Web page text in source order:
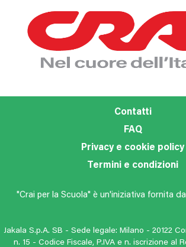
Contatti
FAQ
Privacy e cookie policy
Termini e condizioni
"Crai per la Scuola" è un'iniziativa fornita da
Jakala S.p.A. SB - Sede legale: Milano - 20122
n. 15 - Codice Fiscale, P.IVA e n. iscrizione al